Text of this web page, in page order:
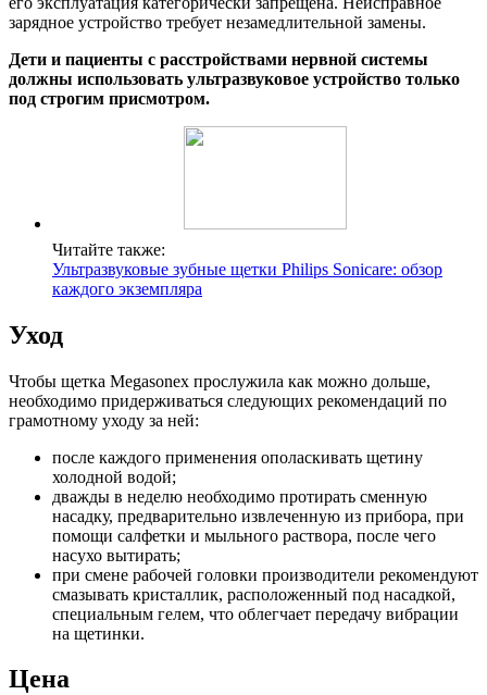
зарядное устройство требует незамедлительной замены.
Дети и пациенты с расстройствами нервной системы
должны использовать ультразвуковое устройство только
под строгим присмотром.
Читайте также:
Ультразвуковые зубные щетки Philips Sonicare: обзор
каждого экземпляра
Уход
Чтобы щетка Megasonex прослужила как можно дольше,
необходимо придерживаться следующих рекомендаций по
грамотному уходу за ней:
после каждого применения ополаскивать щетину
холодной водой;
дважды в неделю необходимо протирать сменную
насадку, предварительно извлеченную из прибора, при
помощи салфетки и мыльного раствора, после чего
насухо вытирать;
при смене рабочей головки производители рекомендуют
смазывать кристаллик, расположенный под насадкой,
специальным гелем, что облегчает передачу вибрации
на щетинки.
Цена